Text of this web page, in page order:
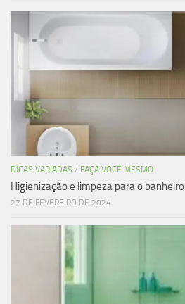
DICAS VARIADAS / FAÇA VOCÊ MESMO
Higienização e limpeza para o banheiro
27 DE FEVEREIRO DE 2024